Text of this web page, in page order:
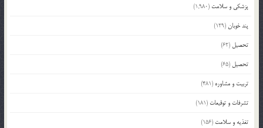
پزشکی و سلامت (1,980)
پند خوبان(129)
تحصیل (62)
تحصیل (65)
تربیت و مشاوره (481)
تشرفات و توقیعات (181)
تغذیه و سلامت (156)